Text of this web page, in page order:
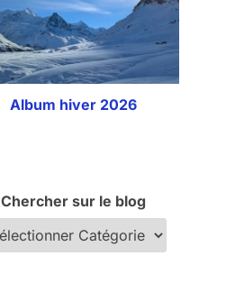
Album hiver 2026
Chercher sur le blog